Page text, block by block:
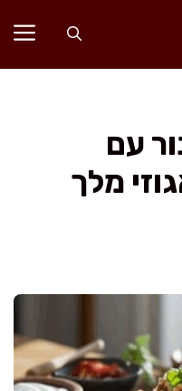
עם
מלך